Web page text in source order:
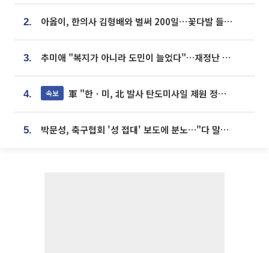
2. 아옳이, 한의사 김형배와 벌써 200일⋯꽃다발 들고 "프러포즈 아냐"
3. 추미애 "복지가 아니라 도민이 늘었다"…재정난 책임론 정면돌파
4. 속보 軍 "한ㆍ미, 北 발사 탄도미사일 제원 정밀분석 중"
5. 박문성, 축구협회 '성 접대' 보도에 분노…"다 말아먹으려고 작정했나"